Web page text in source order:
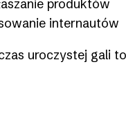
produktów
internautów
uroczystej gali